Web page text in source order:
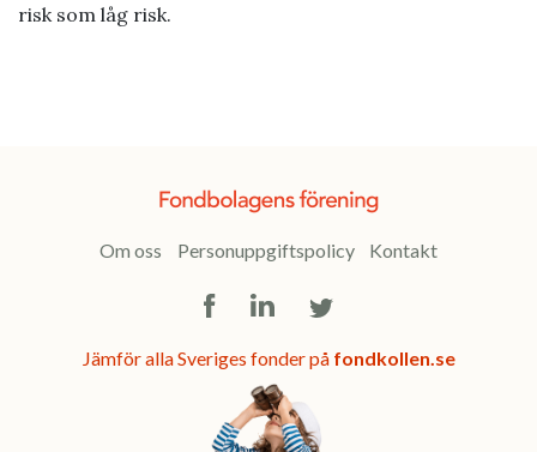
risk som låg risk.
Om oss Personuppgiftspolicy Kontakt
FacebookLinkedInTwitter
Jämför alla Sveriges fonder på fondkollen.se